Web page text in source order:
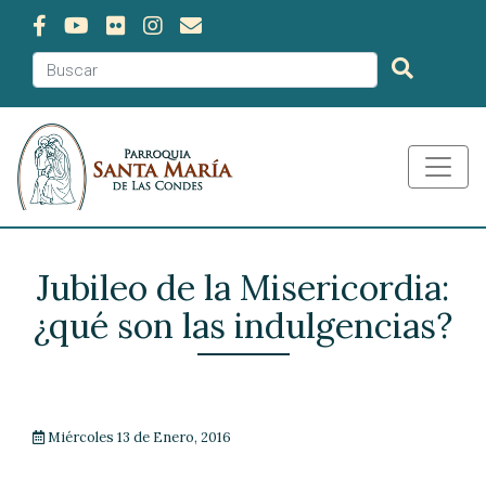
Jubileo de la Misericordia:
¿qué son las indulgencias?
Miércoles 13 de Enero, 2016